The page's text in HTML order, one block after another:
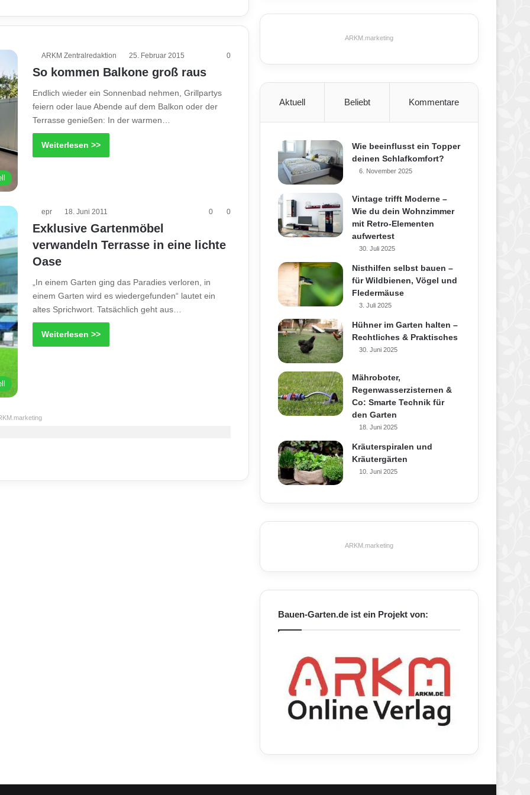
ARKM Zentralredaktion 25. Februar 2015 0
So kommen Balkone groß raus
Endlich wieder ein Sonnenbad nehmen, Grillpartys
feiern oder laue Abende auf dem Balkon oder der
Terrasse genießen: In der warmen…
Weiterlesen >>
epr 18. Juni 2011 0 0
Exklusive Gartenmöbel
verwandeln Terrasse in eine lichte
Oase
„In einem Garten ging das Paradies verloren, in
einem Garten wird es wiedergefunden“ lautet ein
altes Sprichwort. Tatsächlich geht aus…
Weiterlesen >>
ARKM.marketing
Aktuell Beliebt Kommentare
Wie beeinflusst ein Topper
deinen Schlafkomfort?
6. November 2025
Vintage trifft Moderne –
Wie du dein Wohnzimmer
mit Retro-Elementen
aufwertest
30. Juli 2025
Nisthilfen selbst bauen –
für Wildbienen, Vögel und
Fledermäuse
3. Juli 2025
Hühner im Garten halten –
Rechtliches & Praktisches
30. Juni 2025
Mähroboter,
Regenwasserzisternen &
Co: Smarte Technik für
den Garten
18. Juni 2025
Kräuterspiralen und
Kräutergärten
10. Juni 2025
ARKM.marketing
Bauen-Garten.de ist ein Projekt von: